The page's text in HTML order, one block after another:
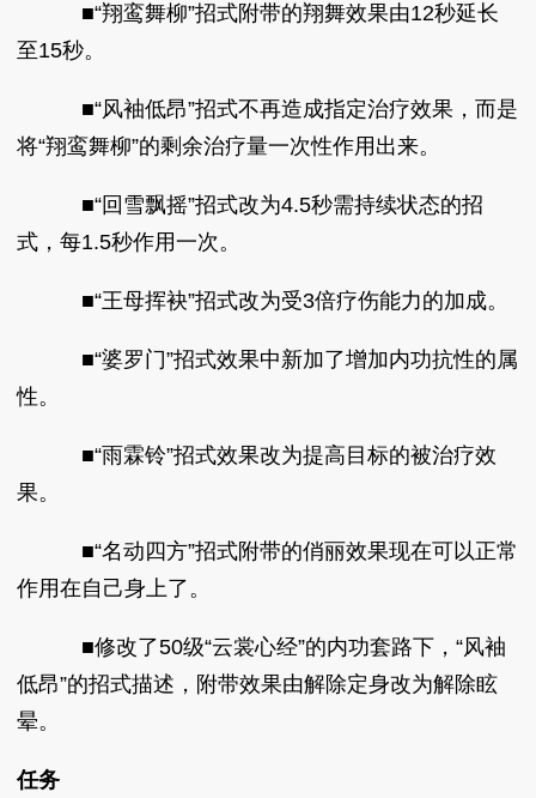
■“翔鸾舞柳”招式附带的翔舞效果由12秒延长
至15秒。
■“风袖低昂”招式不再造成指定治疗效果，而是
将“翔鸾舞柳”的剩余治疗量一次性作用出来。
■“回雪飘摇”招式改为4.5秒需持续状态的招
式，每1.5秒作用一次。
■“王母挥袂”招式改为受3倍疗伤能力的加成。
■“婆罗门”招式效果中新加了增加内功抗性的属
性。
■“雨霖铃”招式效果改为提高目标的被治疗效
果。
■“名动四方”招式附带的俏丽效果现在可以正常
作用在自己身上了。
■修改了50级“云裳心经”的内功套路下，“风袖
低昂”的招式描述，附带效果由解除定身改为解除眩
晕。
任务